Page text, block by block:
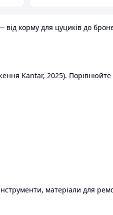
корму для цуциків до
Kantar, 2025). Порівнюйте
матеріали для